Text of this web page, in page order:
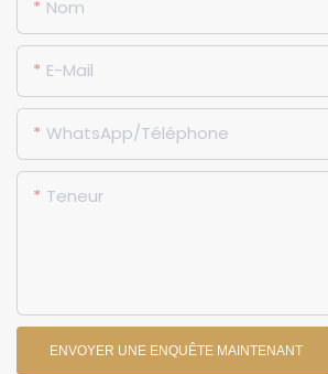
Nom
E-Mail
WhatsApp/Téléphone
Teneur
ENVOYER UNE ENQUÊTE MAINTENANT